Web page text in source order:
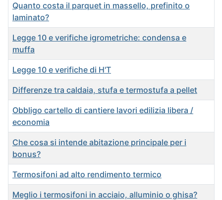
Quanto costa il parquet in massello, prefinito o
laminato?
Legge 10 e verifiche igrometriche: condensa e
muffa
Legge 10 e verifiche di H'T
Differenze tra caldaia, stufa e termostufa a pellet
Obbligo cartello di cantiere lavori edilizia libera /
economia
Che cosa si intende abitazione principale per i
bonus?
Termosifoni ad alto rendimento termico
Meglio i termosifoni in acciaio, alluminio o ghisa?